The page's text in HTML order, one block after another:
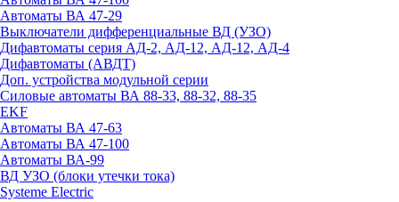
Автоматы ВА 47-29
Выключатели дифференциальные ВД (УЗО)
Дифавтоматы серия АД-2, АД-12, АД-12, АД-4
Дифавтоматы (АВДТ)
Доп. устройства модульной серии
Силовые автоматы ВА 88-33, 88-32, 88-35
EKF
Автоматы ВА 47-63
Автоматы ВА 47-100
Автоматы ВА-99
ВД УЗО (блоки утечки тока)
Systeme Electric